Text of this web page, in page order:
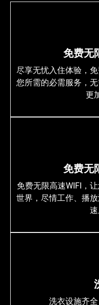
免费无
尽享无忧入住体验，
您所需的必需服务，
更
免费无
免费无限高速WIFI，
世界，尽情工作、播
洗衣设施齐全